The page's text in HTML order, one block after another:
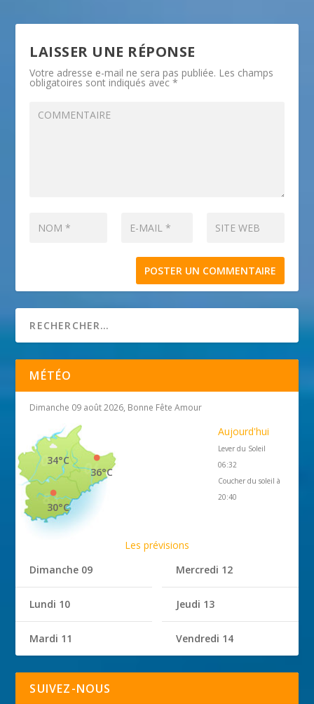
LAISSER UNE RÉPONSE
Votre adresse e-mail ne sera pas publiée. Les champs
obligatoires sont indiqués avec*
MÉTÉO
Dimanche 09 août 2026, Bonne Fête Amour
36°C
34°C
30°C
Aujourd'hui
Lever du Soleil
06:32
Coucher du soleil à
20:40
Les prévisions
Dimanche 09
Lundi 10
Mardi 11
Mercredi 12
Jeudi 13
Vendredi 14
SUIVEZ-NOUS